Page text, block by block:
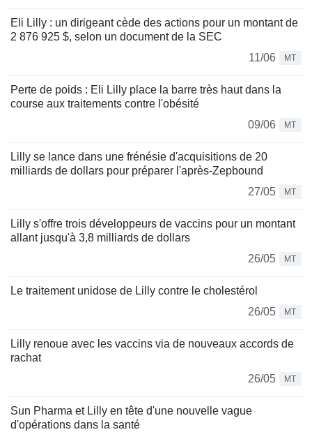
Eli Lilly : un dirigeant cède des actions pour un montant de
2 876 925 $, selon un document de la SEC
11/06
MT
Perte de poids : Eli Lilly place la barre très haut dans la
course aux traitements contre l'obésité
09/06
MT
Lilly se lance dans une frénésie d'acquisitions de 20
milliards de dollars pour préparer l'après-Zepbound
27/05
MT
Lilly s'offre trois développeurs de vaccins pour un montant
allant jusqu'à 3,8 milliards de dollars
26/05
MT
Le traitement unidose de Lilly contre le cholestérol
26/05
MT
Lilly renoue avec les vaccins via de nouveaux accords de
rachat
26/05
MT
Sun Pharma et Lilly en tête d'une nouvelle vague
d'opérations dans la santé